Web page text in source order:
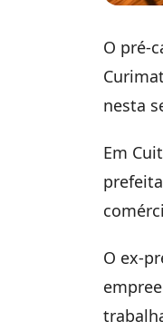
O pré-
nesta
Em
O ex-